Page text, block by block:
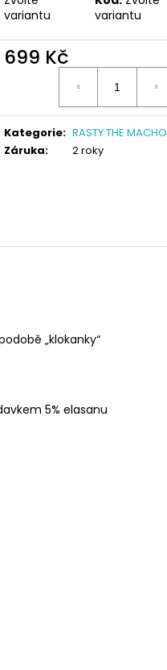
variantu
variantu
699 Kč
Kategorie: RASTY THE MACHO
Záruka: 2 roky
„klokanky“
5% elasanu
V PORCELÁNU RŮŽE